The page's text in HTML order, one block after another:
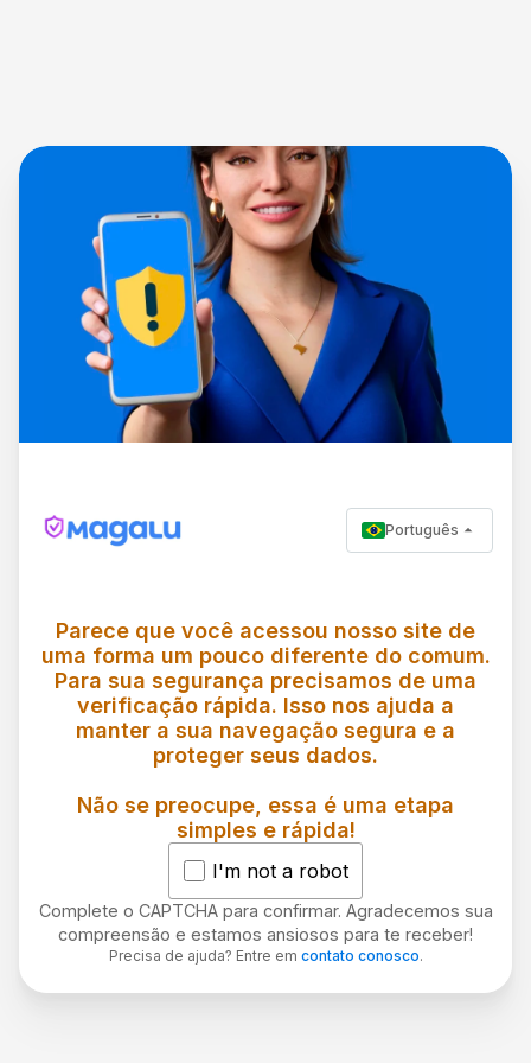
Português
Parece que você acessou nosso site de
uma forma um pouco diferente do comum.
Para sua segurança precisamos de uma
verificação rápida. Isso nos ajuda a
manter a sua navegação segura e a
proteger seus dados.
Não se preocupe, essa é uma etapa
simples e rápida!
I'm not a robot
Complete o CAPTCHA para confirmar. Agradecemos sua
compreensão e estamos ansiosos para te receber!
Precisa de ajuda? Entre em contato conosco.